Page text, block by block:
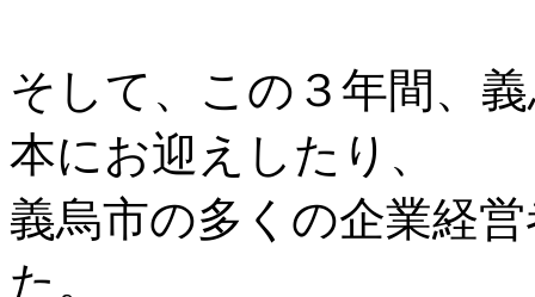
そして、この３年間、
本にお迎えしたり、
義烏市の多くの企業経
た。